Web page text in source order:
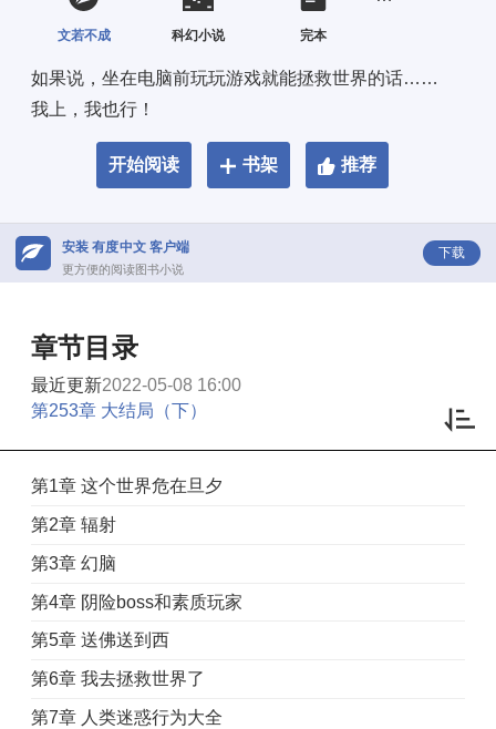
文若不成 科幻小说 完本
如果说，坐在电脑前玩玩游戏就能拯救世界的话……
我上，我也行！
开始阅读 书架 推荐
安装 有度中文 客户端
更方便的阅读图书小说
下载
章节目录
最近更新2022-05-08 16:00
第253章 大结局（下）
第1章 这个世界危在旦夕
第2章 辐射
第3章 幻脑
第4章 阴险boss和素质玩家
第5章 送佛送到西
第6章 我去拯救世界了
第7章 人类迷惑行为大全